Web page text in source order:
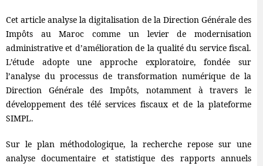
Cet article analyse la digitalisation de la Direction Générale des
Impôts au Maroc comme un levier de modernisation
administrative et d’amélioration de la qualité du service fiscal.
L’étude adopte une approche exploratoire, fondée sur
l’analyse du processus de transformation numérique de la
Direction Générale des Impôts, notamment à travers le
développement des télé services fiscaux et de la plateforme
SIMPL.
Sur le plan méthodologique, la recherche repose sur une
analyse documentaire et statistique des rapports annuels